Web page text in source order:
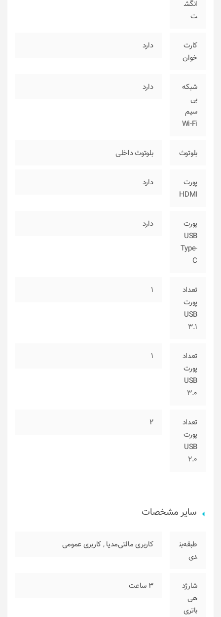
انگش
ت
کارت
خوان
دارد
شبکه
بی
سیم
Wi-Fi
دارد
بلوتوث بلوتوث داخلی
پورت
HDMI
دارد
پورت
USB
Type-
C
دارد
تعداد
پورت
USB
3.1
1
تعداد
پورت
USB
3.0
1
تعداد
پورت
USB
2.0
2
سایر مشخصات
طبقه‌بن
دی
کاربری مالتی‌مدیا,کاربری عمومی
شارژد
هی
باتری
3 ساعت